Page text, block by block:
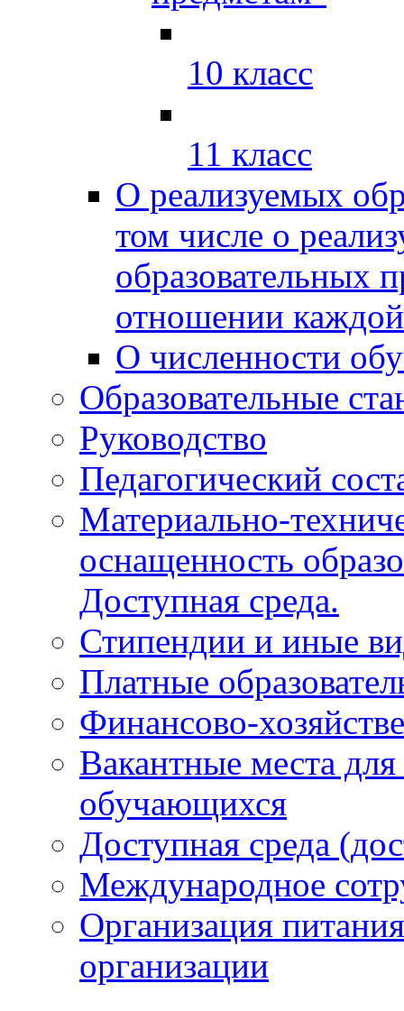
10 класс
11 класс
О реализуемых
том числе о
образовательных
отношении
О численности
Образовательные
Руководство
Педагогический
Материально-
оснащенность
Доступная среда.
Стипендии и иные
Платные
Финансово-
Вакантные места
обучающихся
Доступная среда
Международное
Организация
организации